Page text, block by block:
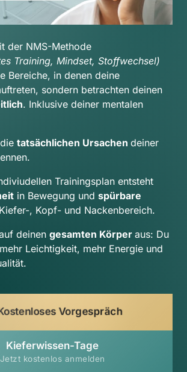
Bereiche, in denen deine
sondern betrachten deinen
. Inklusive deiner mentalen
tatsächlichen Ursachen deiner
Trainingsplan entsteht
in Bewegung und spürbare
, Kopf- und Nackenbereich.
deinen gesamten Körper aus: Du
Leichtigkeit, mehr Energie und
Vorgespräch
Kieferwissen-Tage
Jetzt kostenlos anmelden